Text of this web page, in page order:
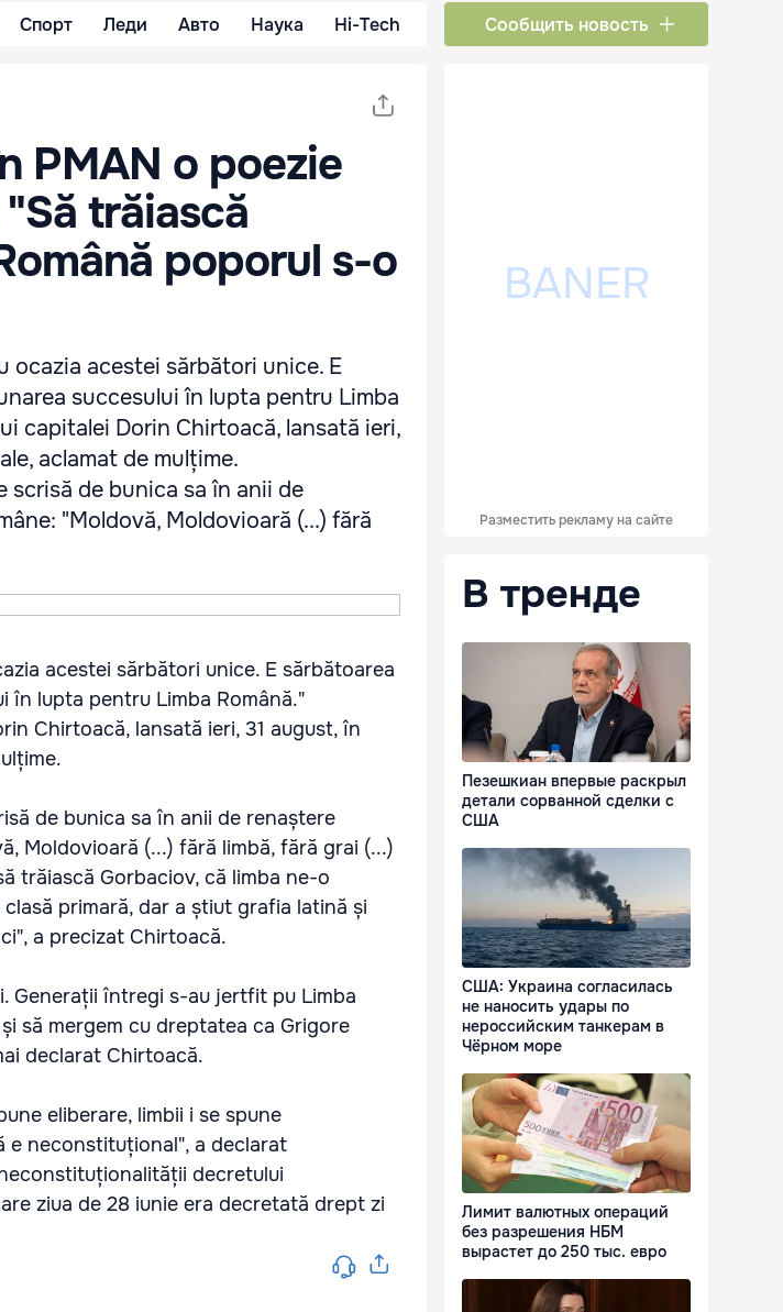
Спорт Леди Авто Наука Hi-Tech Сообщить новость
PMAN o poezie
trăiască
poporul s-o
ocazia acestei sărbători unice. E
succesului în lupta pentru Limba
capitalei Dorin Chirtoacă, lansată ieri,
aclamat de mulțime.
scrisă de bunica sa în anii de
"Moldovă, Moldovioară (...) fără
acestei sărbători unice. E sărbătoarea
în lupta pentru Limba Română."
Chirtoacă, lansată ieri, 31 august, în
de bunica sa în anii de renaștere
Moldovioară (...) fără limbă, fără grai (...)
trăiască Gorbaciov, că limba ne-o
primară, dar a știut grafia latină și
a precizat Chirtoacă.
Generații întregi s-au jertfit pu Limba
să mergem cu dreptatea ca Grigore
declarat Chirtoacă.
eliberare, limbii i se spune
e neconstituțional", a declarat
decretului
ziua de 28 iunie era decretată drept zi
Разместить рекламу на сайте
В тренде
Пезешкиан впервые раскрыл
детали сорванной сделки с
США
США: Украина согласилась
не наносить удары по
нероссийским танкерам в
Чёрном море
Лимит валютных операций
без разрешения НБМ
вырастет до 250 тыс. евро